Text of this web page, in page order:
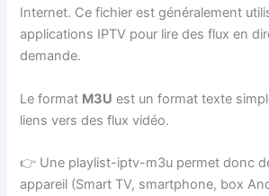
Internet. Ce fichier est généralement
applications IPTV pour lire des flux en
demande.
Le format M3U est un format texte
liens vers des flux vidéo.
👉 Une playlist-iptv-m3u permet donc
appareil (Smart TV, smartphone, box